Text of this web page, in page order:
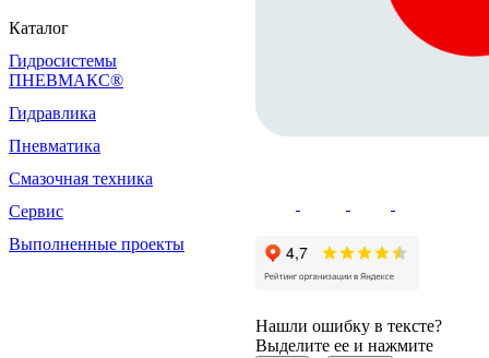
Каталог
Гидросистемы
ПНЕВМАКС®
Гидравлика
Пневматика
Смазочная техника
Сервис
Выполненные проекты
Нашли ошибку в тексте?
Выделите ее и нажмите